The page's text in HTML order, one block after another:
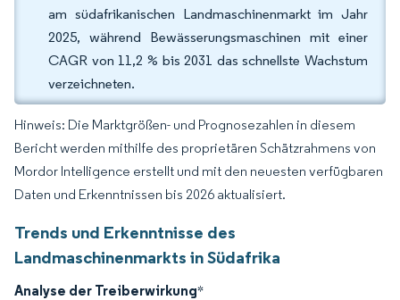
am südafrikanischen Landmaschinenmarkt im Jahr
2025, während Bewässerungsmaschinen mit einer
CAGR von 11,2 % bis 2031 das schnellste Wachstum
verzeichneten.
Hinweis: Die Marktgrößen- und Prognosezahlen in diesem
Bericht werden mithilfe des proprietären Schätzrahmens von
Mordor Intelligence erstellt und mit den neuesten verfügbaren
Daten und Erkenntnissen bis 2026 aktualisiert.
Trends und Erkenntnisse des
Landmaschinenmarkts in Südafrika
Analyse der Treiberwirkung*